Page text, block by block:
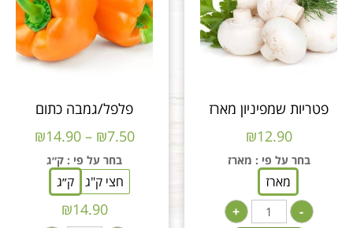
פטריות שמפיניון מארז
₪12.90
בחר על פי : מארז
מארז
-
+
פלפל/גמבה כתום
₪7.50
–
₪14.90
בחר על פי : ק״ג
חצי ק"ג ק״ג
₪14.90